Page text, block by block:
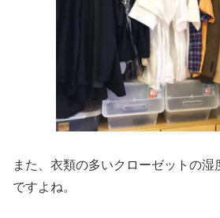
また、衣類の多いクローゼットの湿
ですよね。